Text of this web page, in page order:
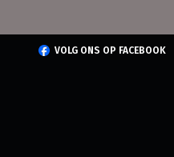
VOLG ONS OP FACEBOOK